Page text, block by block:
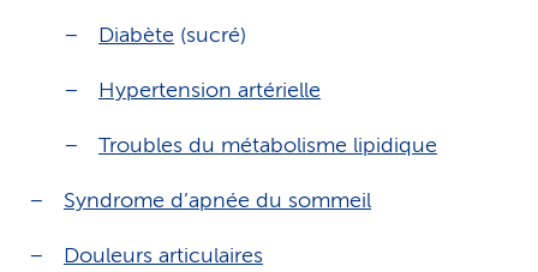
Diabète (sucré)
Hypertension artérielle
Troubles du métabolisme lipidique
Syndrome d’apnée du sommeil
Douleurs articulaires